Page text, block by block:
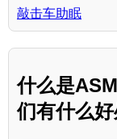
敲击车助眠
什么是
们有什么好